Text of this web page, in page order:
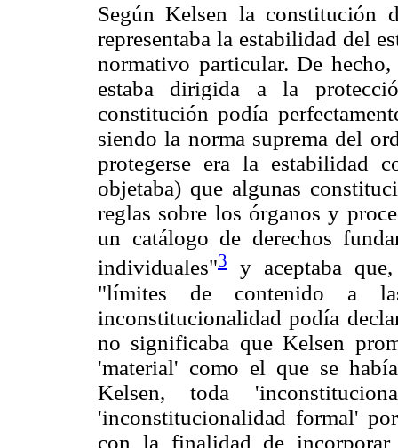
Según Kelsen la constitución
representaba la estabilidad del
normativo particular. De
estaba dirigida a la
constitución podía
siendo la norma suprema del
protegerse era la estabilidad
objetaba) que algunas
reglas sobre los órganos y
un catálogo de derechos
individuales"3
y aceptaba
"límites de contenido a
inconstitucionalidad podía
no significaba que Kelsen
'material' como el que se
Kelsen, toda
'inconstitucionalidad formal'
con la finalidad de